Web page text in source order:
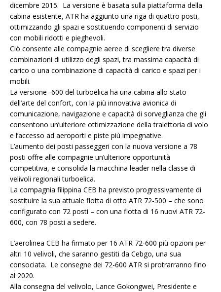
dicembre 2015. La versione è basata sulla piattaforma della
cabina esistente, ATR ha aggiunto una riga di quattro posti,
ottimizzando gli spazi e sostituendo componenti di servizio
con mobili ridotti e pieghevoli.
Ciò consente alle compagnie aeree di scegliere tra diverse
combinazioni di utilizzo degli spazi, tra massima capacità di
carico o una combinazione di capacità di carico e spazi per i
mobili.
La versione -600 del turboelica ha una cabina allo stato
dell’arte del confort, con la più innovativa avionica di
comunicazione, navigazione e capacità di sorveglianza che gli
consentono un’ulteriore ottimizzazione della traiettoria di volo
e l’accesso ad aeroporti e piste più impegnative.
L’aumento dei posti passeggeri con la nuova versione a 78
posti offre alle compagnie un’ulteriore opportunità
competitiva, e consolida la macchina leader nella classe di
velivoli regionali turboelica.
La compagnia filippina CEB ha previsto progressivamente di
sostituire la sua attuale flotta di otto ATR 72-500 – che sono
configurato con 72 posti – con una flotta di 16 nuovi ATR 72-
600, con 78 posti a sedere.
L’aerolinea CEB ha firmato per 16 ATR 72-600 più opzioni per
altri 10 velivoli, che saranno gestiti da Cebgo, una sua
consociata. Le consegne dei 72-600 ATR si protrarranno fino
al 2020.
Alla consegna del velivolo, Lance Gokongwei, Presidente e